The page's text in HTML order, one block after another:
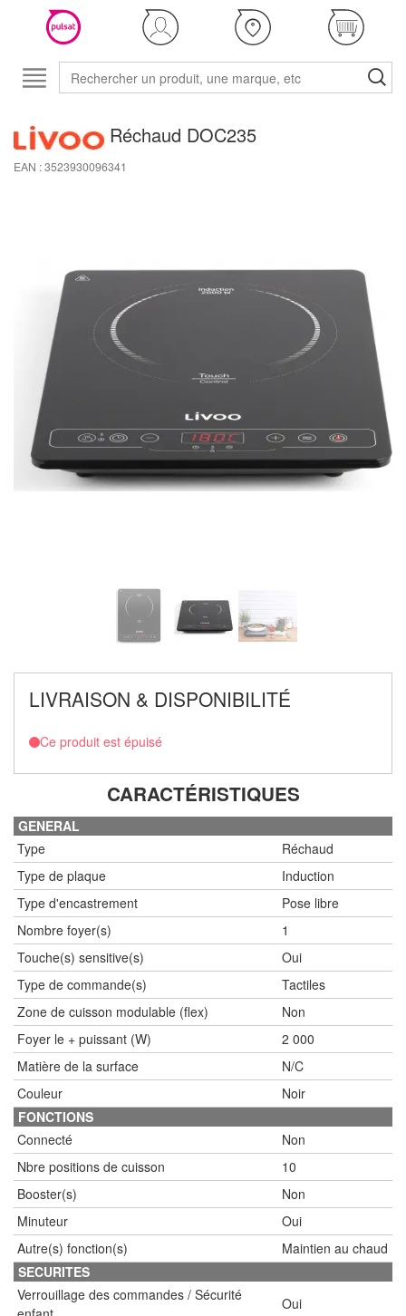
Réchaud DOC235
EAN : 3523930096341
LIVRAISON & DISPONIBILITÉ
Ce produit est épuisé
CARACTÉRISTIQUES
GENERAL
Type
Réchaud
Type de plaque
Induction
Type d'encastrement
Pose libre
Nombre foyer(s)
1
Touche(s) sensitive(s)
Oui
Type de commande(s)
Tactiles
Zone de cuisson modulable (flex)
Non
Foyer le + puissant (W)
2 000
Matière de la surface
N/C
Couleur
Noir
FONCTIONS
Connecté
Non
Nbre positions de cuisson
10
Booster(s)
Non
Minuteur
Oui
Autre(s) fonction(s)
Maintien au chaud
SECURITES
Verrouillage des commandes / Sécurité
Oui